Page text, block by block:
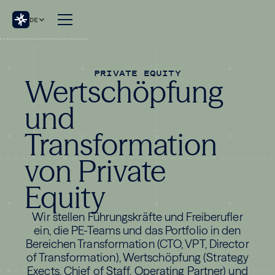
DE
PRIVATE EQUITY
Wertschöpfung
und
Transformation
von Private
Equity
Wir stellen Führungskräfte und Freiberufler
ein, die PE-Teams und das Portfolio in den
Bereichen Transformation (CTO, VPT, Director
of Transformation), Wertschöpfung (Strategy
Exects, Chief of Staff, Operating Partner) und